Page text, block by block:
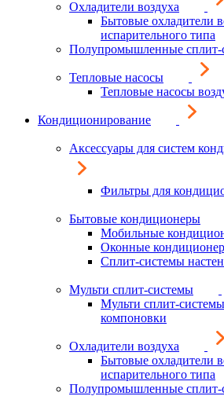
Охладители воздуха
Бытовые охладители
испарительного типа
Полупромышленные сплит-
Тепловые насосы
Тепловые насосы
Кондиционирование
Аксессуары для систем
Фильтры для
Бытовые кондиционеры
Мобильные
Оконные
Сплит-системы
Мульти сплит-системы
Мульти сплит-
компоновки
Охладители воздуха
Бытовые охладители
испарительного типа
Полупромышленные сплит-